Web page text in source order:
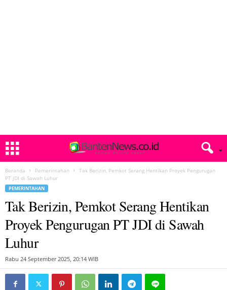
Beranda Pemerintahan
Tak Berizin, Pemkot Serang Hentikan Proyek Pengurugan
PT JDI di Sawah Luhur
PEMERINTAHAN
Tak Berizin, Pemkot Serang Hentikan
Proyek Pengurugan PT JDI di Sawah
Luhur
Rabu 24 September 2025, 20:14 WIB